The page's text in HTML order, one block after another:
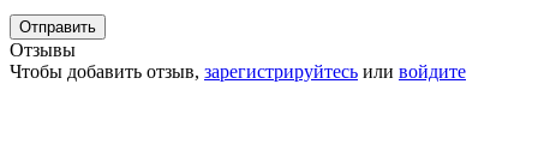
Отзывы
Чтобы добавить отзыв, зарегистрируйтесь или войдите